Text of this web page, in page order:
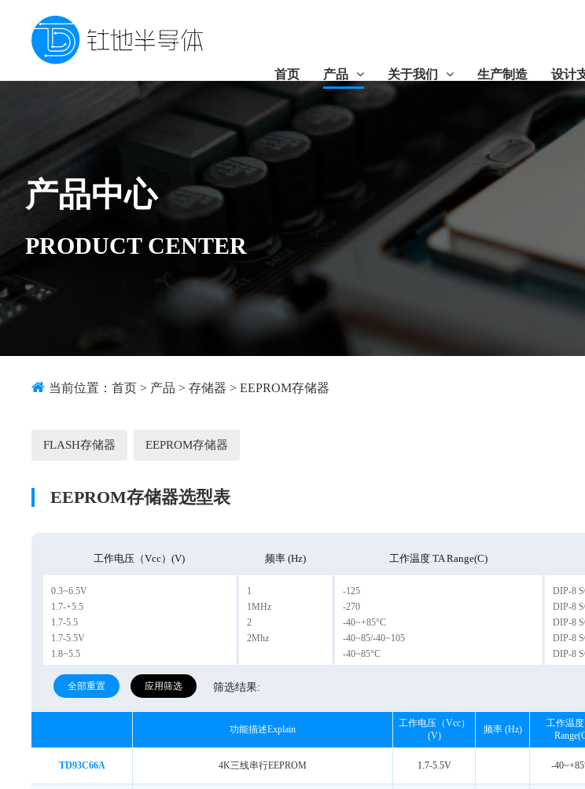
首页 产品 关于我们 生产制造 设计
产品中心
PRODUCT CENTER
当前位置：首页 > 产品 >存储器 >EEPROM存储器
FLASH存储器 EEPROM存储器
EEPROM存储器选型表
工作电压（Vcc）(v) 频率 (Hz) 工作温度 TA Range(C)
0.3~6.5V
1.7-+5.5
1.7-5.5
1.7-5.5V
1.8~5.5
1.8-5.5
1.8-5.5V
1
1MHz
2
2Mhz
-125
-270
-40~+85°C
-40~85/-40~105
-40~85°C
DIP-8
DIP-8
DIP-8
DIP-8
DIP-8
SOP-8
SOP8
SOP8
SOP8
全部重置 应用筛选 筛选结果:
功能描述Explain
工作电压（Vcc）
(v)
频率 (Hz)
工作温
TD93C66A 4K三线串行EEPROM 1.7-5.5V -